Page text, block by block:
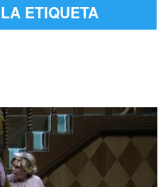
ETIQUETA